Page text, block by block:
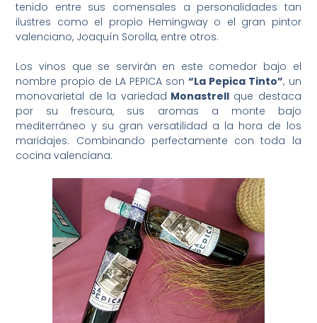
tenido entre sus comensales a personalidades tan
ilustres como el propio Hemingway o el gran pintor
valenciano, Joaquín Sorolla, entre otros.
Los vinos que se servirán en este comedor bajo el
nombre propio de LA PEPICA son“La Pepica Tinto”, un
monovarietal de la variedad Monastrellque destaca
por su frescura, sus aromas a monte bajo
mediterráneo y su gran versatilidad a la hora de los
maridajes. Combinando perfectamente con toda la
cocina valenciana.